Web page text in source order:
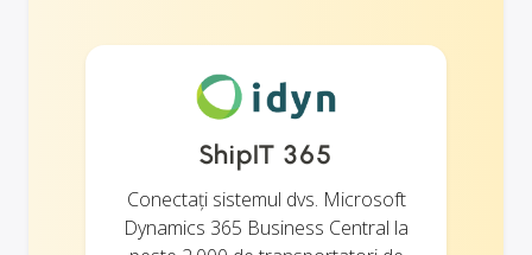
ShipIT 365
Conectați sistemul dvs. Microsoft
Dynamics 365 Business Central la